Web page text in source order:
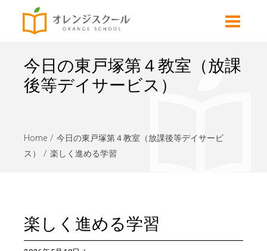
今日の東戸塚第４教室（放課
後等デイサービス）
Home
今日の東戸塚第４教室（放課後等デイサービ
ス）
楽しく進める学習
楽しく進める学習